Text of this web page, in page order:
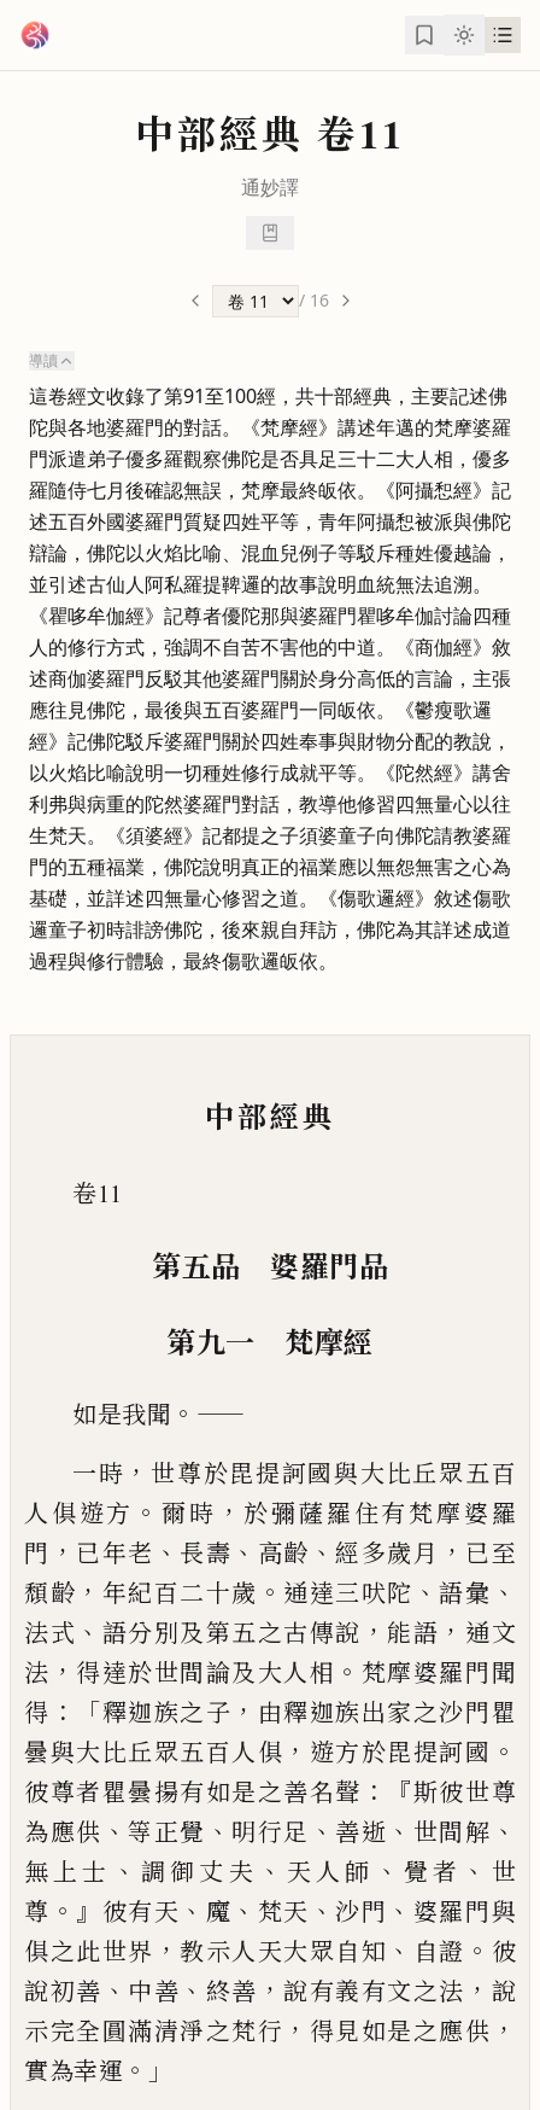
中部經典 卷11
通妙譯
/ 16
導讀
這卷經文收錄了第91至100經，共十部經典，主要記述佛
陀與各地婆羅門的對話。《梵摩經》講述年邁的梵摩婆羅
門派遣弟子優多羅觀察佛陀是否具足三十二大人相，優多
羅隨侍七月後確認無誤，梵摩最終皈依。《阿攝惒經》記
述五百外國婆羅門質疑四姓平等，青年阿攝惒被派與佛陀
辯論，佛陀以火焰比喻、混血兒例子等駁斥種姓優越論，
並引述古仙人阿私羅提鞞邏的故事說明血統無法追溯。
《瞿哆牟伽經》記尊者優陀那與婆羅門瞿哆牟伽討論四種
人的修行方式，強調不自苦不害他的中道。《商伽經》敘
述商伽婆羅門反駁其他婆羅門關於身分高低的言論，主張
應往見佛陀，最後與五百婆羅門一同皈依。《鬱瘦歌邏
經》記佛陀駁斥婆羅門關於四姓奉事與財物分配的教說，
以火焰比喻說明一切種姓修行成就平等。《陀然經》講舍
利弗與病重的陀然婆羅門對話，教導他修習四無量心以往
生梵天。《須婆經》記都提之子須婆童子向佛陀請教婆羅
門的五種福業，佛陀說明真正的福業應以無怨無害之心為
基礎，並詳述四無量心修習之道。《傷歌邏經》敘述傷歌
邏童子初時誹謗佛陀，後來親自拜訪，佛陀為其詳述成道
過程與修行體驗，最終傷歌邏皈依。
中部經典
卷11
第五品 婆羅門品
第九一 梵摩經
如是我聞 。——
一時 ， 世尊於毘提訶國與大比丘眾五百
人俱遊方 。 爾時 ， 於彌薩羅住有梵摩婆羅
門 ， 已年老 、 長壽 、 高齡 、 經多歲月 ， 已至
頹齡 ， 年紀百二十歲 。 通達三吠陀 、語彙 、
法式 、 語分別及第五之古傳說 ， 能語 ， 通文
法 ， 得達於世間論及大人相 。 梵摩婆羅門聞
得 ：「釋迦族之子 ， 由釋迦族出家之沙門瞿
曇與大比丘眾五百人俱 ， 遊方於毘提訶國 。
彼尊者瞿曇揚有如是之善名聲 ：『斯彼世尊
為應供 、等正覺 、 明行足 、 善逝 、 世間解 、
無上士 、 調御丈夫 、 天人師 、 覺者 、 世
尊 。』 彼有天 、 魔 、 梵天 、沙門 、 婆羅門與
俱之此世界 ，教示人天大眾自知 、 自證 。 彼
說初善 、 中善 、 終善 ，說有義有文之法 ， 說
示完全圓滿清淨之梵行 ， 得見如是之應供 ，
實為幸運 。」